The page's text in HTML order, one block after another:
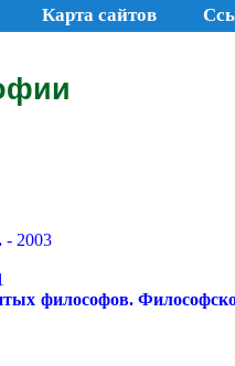
Карта сайтов
- 2003
философов.